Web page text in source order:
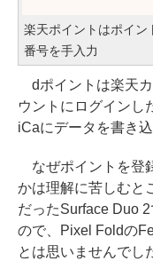
楽天ポイントはポイン
番号を手入力
dポイントは楽天
ウントにログインし
iCaにデータを書き
なぜポイントを登
かは理解に苦しむと
だったSurface Duo
ので、Pixel Foldの
とは思いませんでし